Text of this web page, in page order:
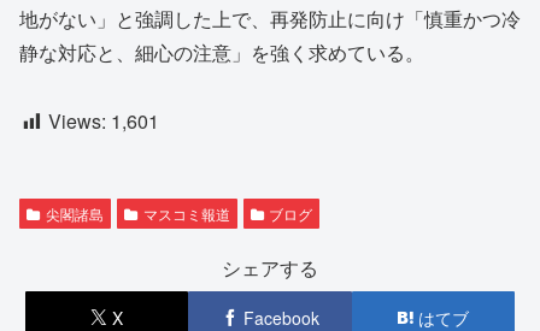
地がない」と強調した上で、再発防止に向け「慎重かつ冷
静な対応と、細心の注意」を強く求めている。
Views: 1,601
尖閣諸島 マスコミ報道 ブログ
シェアする
X Facebook はてブ